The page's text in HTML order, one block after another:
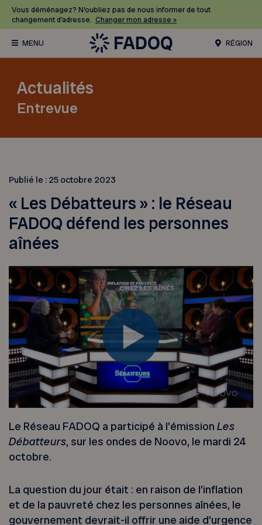
Vous déménagez? N’oubliez pas de nous informer de tout
changement d’adresse. Changer mon adresse »
RÉGION
Actualités
Entrevue
Publié le : 25 octobre 2023
« Les Débatteurs » : le Réseau
FADOQ défend les personnes
aînées
Le Réseau FADOQ a participé à l’émissionLes
Débatteurs, sur les ondes de Noovo, le mardi 24
octobre.
La question du jour était : en raison de l’inflation
et de la pauvreté chez les personnes aînées, le
gouvernement devrait-il offrir une aide d’urgence